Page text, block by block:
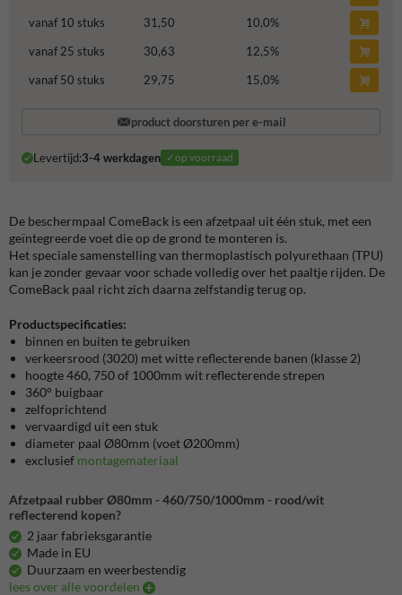
vanaf 10 stuks
31,50 10,0%
vanaf 25 stuks
30,63 12,5%
vanaf 50 stuks
29,75 15,0%
product doorsturen per e-mail
Levertijd:3-4 werkdagen ✓op voorraad
De beschermpaal ComeBack is een afzetpaal uit één stuk, met een
geïntegreerde voet die op de grond te monteren is.
Het speciale samenstelling van thermoplastisch polyurethaan (TPU)
kan je zonder gevaar voor schade volledig over het paaltje rijden. De
ComeBack paal richt zich daarna zelfstandig terug op.
Productspecificaties:
binnen en buiten te gebruiken
verkeersrood (3020) met witte reflecterende banen (klasse 2)
hoogte 460, 750 of 1000mm wit reflecterende strepen
360° buigbaar
zelfoprichtend
vervaardigd uit een stuk
diameter paal Ø80mm (voet Ø200mm)
exclusief montagemateriaal
Afzetpaal rubber Ø80mm - 460/750/1000mm - rood/wit
reflecterend kopen?
2 jaar fabrieksgarantie
Made in EU
Duurzaam en weerbestendig
lees over alle voordelen